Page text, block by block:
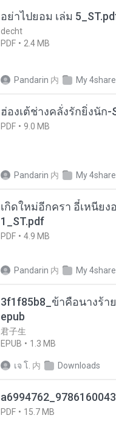
อย่าไปยอม เล่ม
decht
PDF
2.4 MB
Pandarin 内 My
ฮ่องเต้ช่างคลั่งรักยิ่งนัก-
PDF 9.0 MB
Pandarin 内 My
เกิดใหม่อีกครา อี๋เหนีย
1_ST.pdf
PDF 4.9 MB
Pandarin 内 My
3f1f85b8_ข้าคือนางร้า
epub
君子生
EPUB
1.3 MB
เจ โ. 内 Downloads
PDF 15.7 MB